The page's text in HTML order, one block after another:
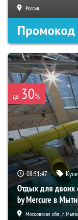
Россия
Промокод
до 30%
08:51:46
Отдых для двоих
by Mercure в
Московская обл., г.